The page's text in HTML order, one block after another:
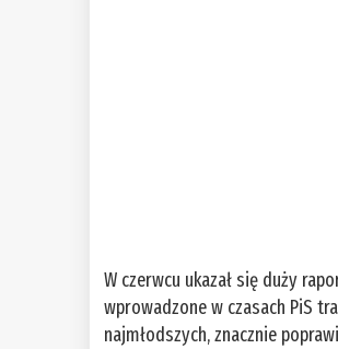
W czerwcu ukazał się duży
wprowadzone w czasach PiS
najmłodszych, znacznie